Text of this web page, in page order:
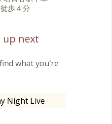
歩４分
up next
what you’re
Night Live